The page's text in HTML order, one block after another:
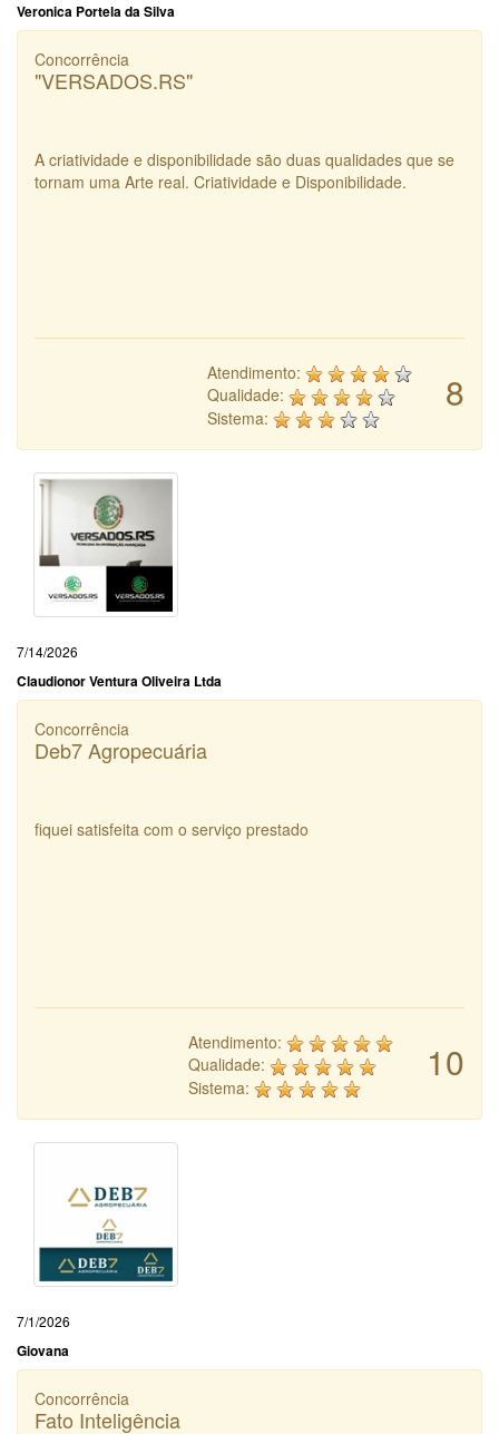
Veronica Portela da Silva
Concorrência
"VERSADOS.RS"
A criatividade e disponibilidade são duas qualidades que se
tornam uma Arte real. Criatividade e Disponibilidade.
8
Atendimento:
Qualidade:
Sistema:
7/14/2026
Claudionor Ventura Oliveira Ltda
Concorrência
Deb7 Agropecuária
fiquei satisfeita com o serviço prestado
10
Atendimento:
Qualidade:
Sistema:
7/1/2026
Giovana
Concorrência
Fato Inteligência